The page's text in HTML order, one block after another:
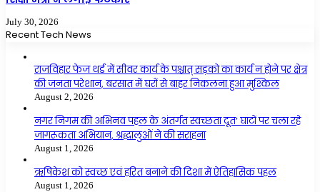
July 30, 2026
Recent Tech News
राजविहार फेज थर्ड में सीवर कार्य के पश्चात् सड़को का कार्य न होने पर क्षेत्र
की जनता परेशान, बरसात में घरों से बाहर निकलना हुआ मुश्किल
August 2, 2026
नगर निगम की अभिनव पहल के अंतर्गत स्वच्छता दूत’ घाटों पर चला रहे
जागरूकता अभियान, श्रद्धालुओं ने की सराहना
August 1, 2026
ऋषिकेश को स्वच्छ एवं हरित बनाने की दिशा में ऐतिहासिक पहल
August 1, 2026